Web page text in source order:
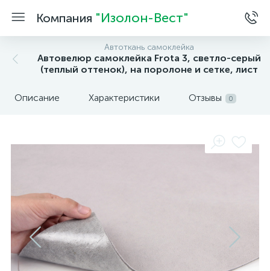
Компания "Изолон-Вест"
Автоткань самоклейка
Автовелюр самоклейка Frota 3, светло-серый
(теплый оттенок), на поролоне и сетке, лист
Описание Характеристики Отзывы 0